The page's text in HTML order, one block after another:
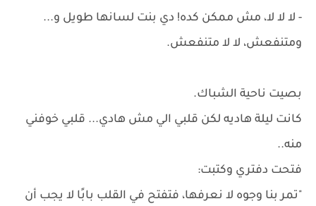
- لا لا لا، مش ممكن كده! دي بنت لسانها طويل و...
ومتنفعش، لا لا متنفعش.
بصيت ناحية الشباك.
كانت ليلة هاديه لكن قلبي الي مش هادي... قلبي خوفني
منه..
فتحت دفتري وكتبت:
"تمر بنا وجوه لا نعرفها، فتفتح في القلب بابًا لا يجب أن